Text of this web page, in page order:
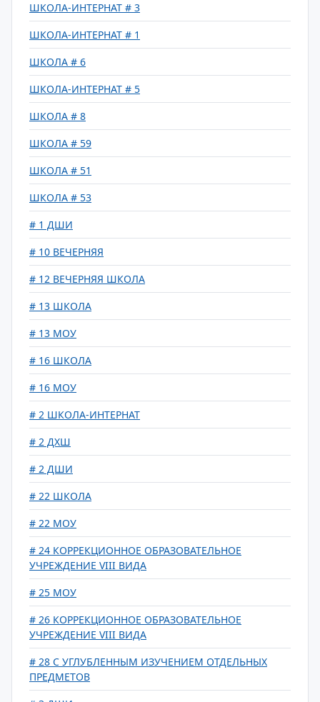
ШКОЛА-ИНТЕРНАТ # 3
ШКОЛА-ИНТЕРНАТ # 1
ШКОЛА # 6
ШКОЛА-ИНТЕРНАТ # 5
ШКОЛА # 8
ШКОЛА # 59
ШКОЛА # 51
ШКОЛА # 53
# 1 ДШИ
# 10 ВЕЧЕРНЯЯ
# 12 ВЕЧЕРНЯЯ ШКОЛА
# 13 ШКОЛА
# 13 МОУ
# 16 ШКОЛА
# 16 МОУ
# 2 ШКОЛА-ИНТЕРНАТ
# 2 ДХШ
# 2 ДШИ
# 22 ШКОЛА
# 22 МОУ
# 24 КОРРЕКЦИОННОЕ ОБРАЗОВАТЕЛЬНОЕ
УЧРЕЖДЕНИЕ VIII ВИДА
# 25 МОУ
# 26 КОРРЕКЦИОННОЕ ОБРАЗОВАТЕЛЬНОЕ
УЧРЕЖДЕНИЕ VIII ВИДА
# 28 С УГЛУБЛЕННЫМ ИЗУЧЕНИЕМ ОТДЕЛЬНЫХ
ПРЕДМЕТОВ